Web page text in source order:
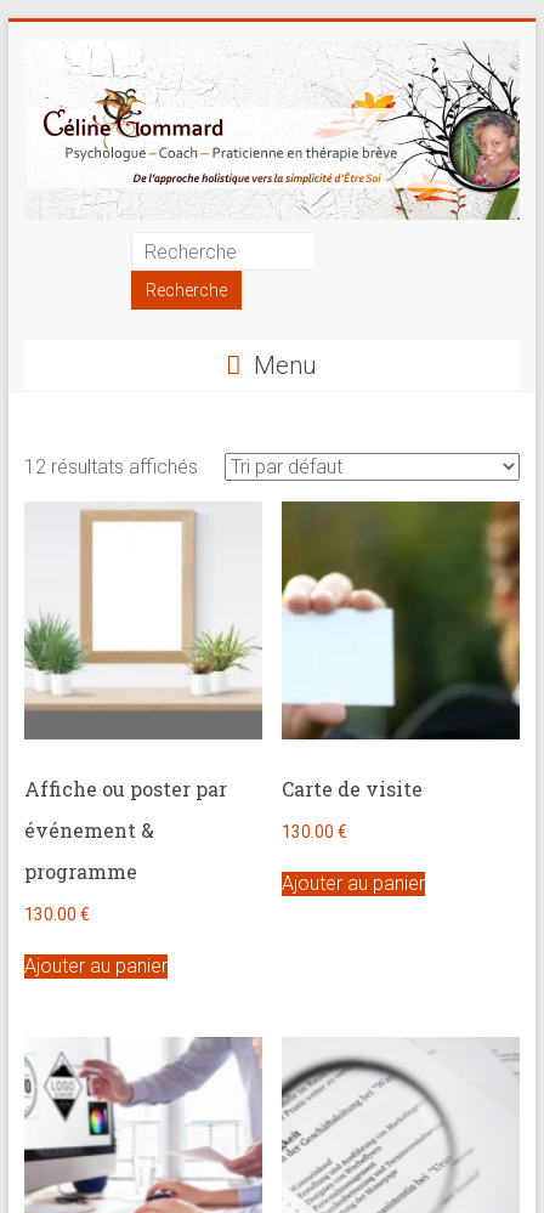
content
Psychologue
Praticienne
en
thérapie
Approche
holistique
:
psychologue,
coach
en
thérapie
Menu
12 résultats affichés
Affiche ou poster par
événement &
programme
130.00 €
Ajouter au panier
Carte de visite
130.00€
Ajouter au panier